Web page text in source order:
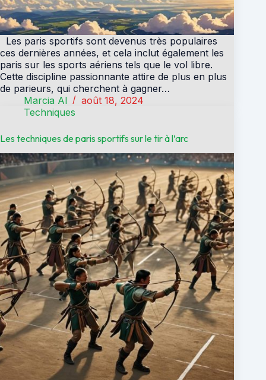
Les paris sportifs sont devenus très populaires
ces dernières années, et cela inclut également les
paris sur les sports aériens tels que le vol libre.
Cette discipline passionnante attire de plus en plus
de parieurs, qui cherchent à gagner…
Marcia Al
août 18, 2024
Techniques
Les techniques de paris sportifs sur le tir à l’arc